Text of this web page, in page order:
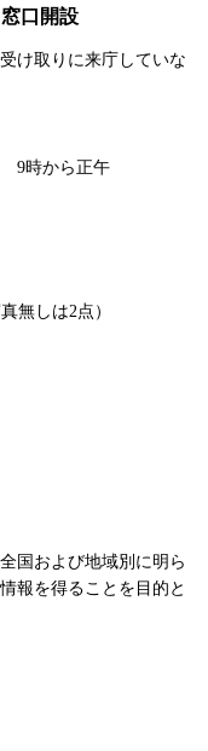
口開設
け取りに来庁していな
9時から正午
無しは2点）
国および地域別に明ら
報を得ることを目的と